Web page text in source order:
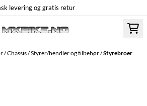
levering og gratis retur
/Chassis/Styrer/hendler og tilbehør/Styrebroer